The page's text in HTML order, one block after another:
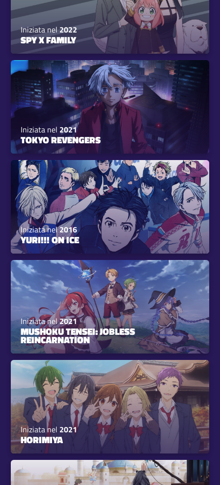
Iniziata nel2022
SPY X FAMILY
Iniziata nel 2021
TOKYO REVENGERS
Iniziata nel2016
YURI!!! ON ICE
Iniziata nel2021
MUSHOKU TENSEI: JOBLESS
REINCARNATION
Iniziata nel 2021
HORIMIYA